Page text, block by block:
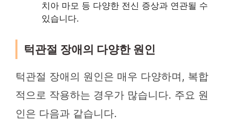
치아 마모 등 다양한 전신 증상과 연관될 수
있습니다.
턱관절 장애의 다양한 원인
턱관절 장애의 원인은 매우 다양하며, 복합
적으로 작용하는 경우가 많습니다. 주요 원
인은 다음과 같습니다.